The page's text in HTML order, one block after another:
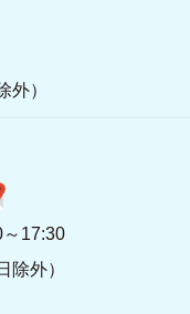
）
17:30
除外）